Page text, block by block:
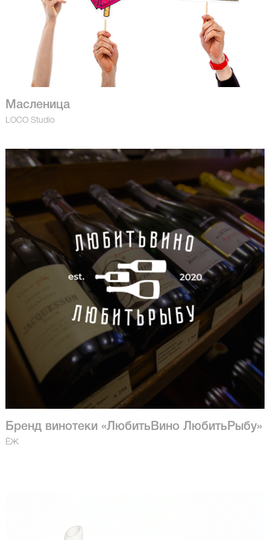
Масленица
LOCO Studio
Бренд винотеки «ЛюбитьВино ЛюбитьРыбу»
ЁЖ